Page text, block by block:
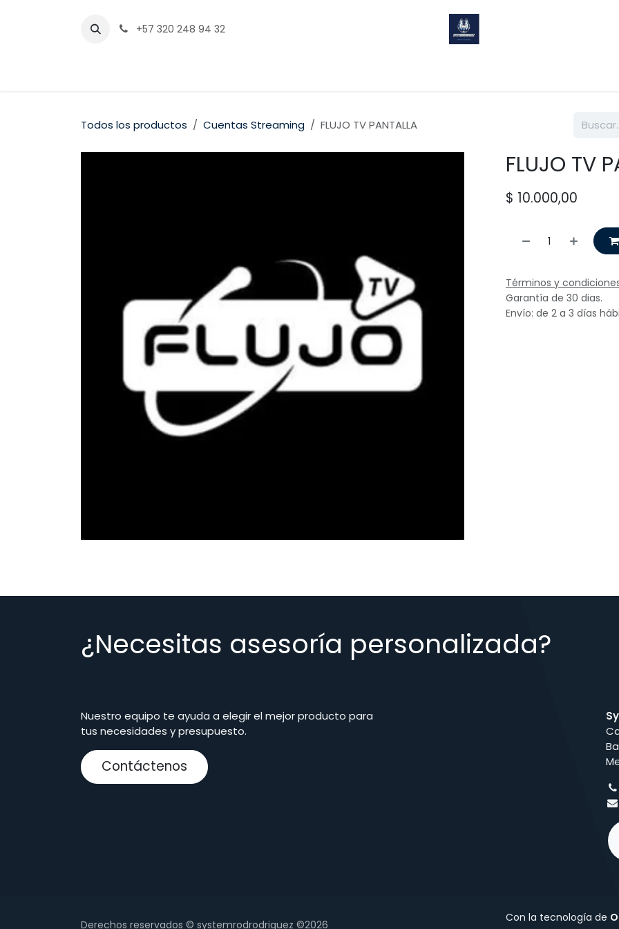
+57 320 248 94 32
Todos los productos Cuentas Streaming FLUJO TV PANTALLA
FLUJO TV
$ 10.000,00
Términos y
Garantía de 30 dias.
Envío: de 2 a 3 días
¿Necesitas asesoría personalizada?
Nuestro equipo te ayuda a elegir el mejor producto para
tus necesidades y presupuesto.
Contáctenos
Derechos reservados © systemrodrodriguez ©2026
Con la tecnología de